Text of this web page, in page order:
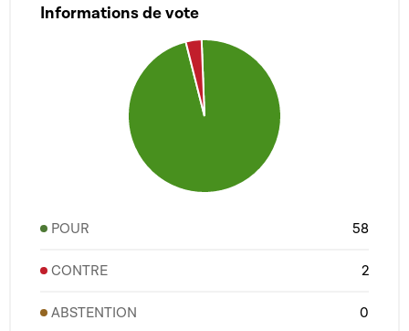
Informations de vote
POUR 58
CONTRE 2
ABSTENTION 0